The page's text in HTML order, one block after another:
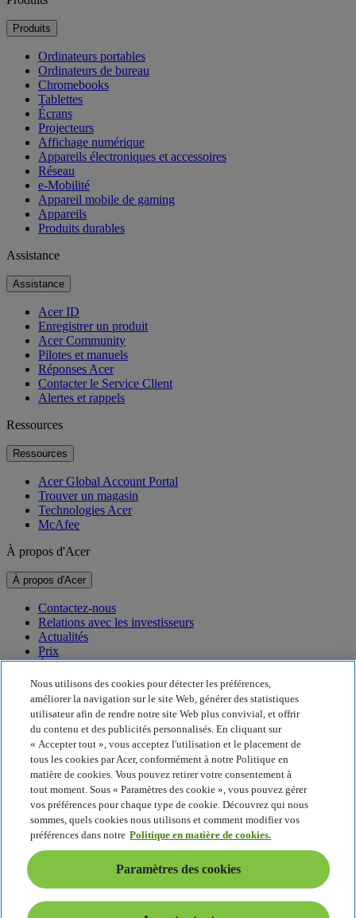
Produits
Ordinateurs portables
Ordinateurs de bureau
Chromebooks
Tablettes
Écrans
Projecteurs
Affichage numérique
Appareils électroniques et accessoires
Réseau
e-Mobilité
Appareil mobile de gaming
Appareils
Produits durables
Assistance
Assistance
Acer ID
Enregistrer un produit
Acer Community
Pilotes et manuels
Réponses Acer
Contacter le Service Client
Alertes et rappels
Ressources
Ressources
Acer Global Account Portal
Trouver un magasin
Technologies Acer
McAfee
À propos d'Acer
À propos d'Acer
Contactez-nous
Relations avec les investisseurs
Actualités
Prix
Événements
Développement durable
Développement durable
Responsabilité sociale de l'entreprise
Empreinte carbone du produit
Project Humanity
Earthion
Politique de confidentialité
Politique en matière de cookies
Mentions légales
Informations légales supplémentaires
Politique en matière d'accessibilité
Paramètres des cookies
France - Français
Nous utilisons des cookies pour détecter les préférences,
améliorer la navigation sur le site Web, générer des statistiques
utilisateur afin de rendre notre site Web plus convivial, et offrir
du contenu et des publicités personnalisés. En cliquant sur
« Accepter tout », vous acceptez l'utilisation et le placement de
tous les cookies par Acer, conformément à notre Politique en
matière de cookies. Vous pouvez retirer votre consentement à
tout moment. Sous « Paramètres des cookie », vous pouvez gérer
vos préférences pour chaque type de cookie. Découvrez qui nous
sommes, quels cookies nous utilisons et comment modifier vos
préférences dans notre Politique en matière de cookies.
Paramètres des cookies